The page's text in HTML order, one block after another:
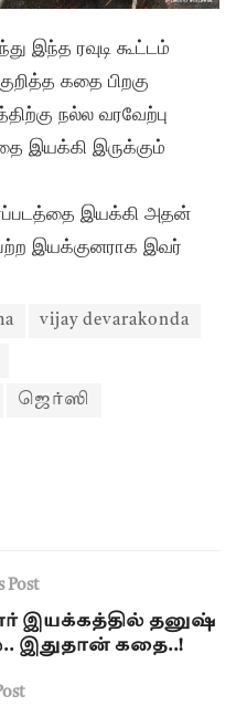
இந்த ரவுடி கூட்டம்
கதை பிறகு
நல்ல வரவேற்பு
இயக்கி இருக்கும்
இயக்கி அதன்
இயக்குனராக இவர்
vijay devarakonda
ஜெர்ஸி
Post
இயக்கத்தில் தனுஷ்
இதுதான் கதை..!